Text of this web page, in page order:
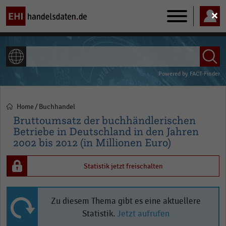
Main
navigation
Powered by FACT-Finder
Pfadnavigation
Home Buchhandel
Bruttoumsatz der buchhändlerischen
Betriebe in Deutschland in den Jahren
2002 bis 2012 (in Millionen Euro)
Statistik jetzt freischalten
Zu diesem Thema gibt es eine aktuellere
Statistik. Jetzt aufrufen